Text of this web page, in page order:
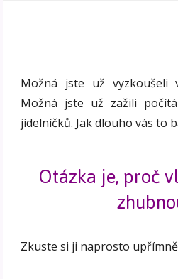
Možná jste už vyzkoušeli
Možná jste už zažili
jídelníčků. Jak dlouho vás to
Otázka je, proč
Zkuste si ji naprosto